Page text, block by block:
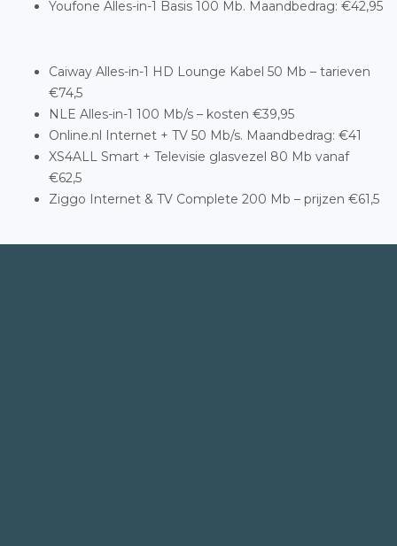
Youfone Alles-in-1 Basis 100 Mb. Maandbedrag: €42,95
Caiway Alles-in-1 HD Lounge Kabel 50 Mb – tarieven
€74,5
NLE Alles-in-1 100 Mb/s – kosten €39,95
Online.nl Internet + TV 50 Mb/s. Maandbedrag: €41
XS4ALL Smart + Televisie glasvezel 80 Mb vanaf
€62,5
Ziggo Internet & TV Complete 200 Mb – prijzen €61,5